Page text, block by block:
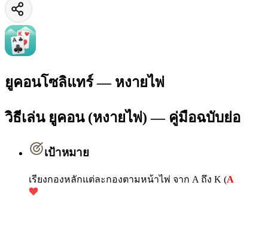
ยูคอนโซลิแทร์ — หงายไพ่
วิธีเล่น ยูคอน (หงายไพ่) — คู่มือฉบับย่อ
เป้าหมาย
เรียงกองหลักแต่ละกองตามหน้าไพ่ จาก A ถึง K (A